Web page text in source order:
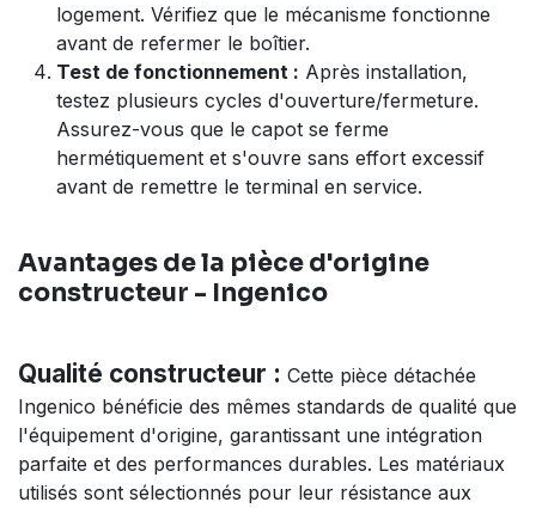
logement. Vérifiez que le mécanisme fonctionne
avant de refermer le boîtier.
Test de fonctionnement : Après installation,
testez plusieurs cycles d'ouverture/fermeture.
Assurez-vous que le capot se ferme
hermétiquement et s'ouvre sans effort excessif
avant de remettre le terminal en service.
Avantages de la pièce d'origine
constructeur - Ingenico
Qualité constructeur : Cette pièce détachée
Ingenico bénéficie des mêmes standards de qualité que
l'équipement d'origine, garantissant une intégration
parfaite et des performances durables. Les matériaux
utilisés sont sélectionnés pour leur résistance aux